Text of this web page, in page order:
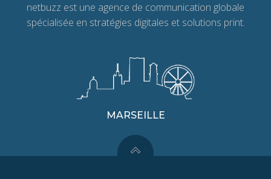
netbuzz est une agence de communication globale
spécialisée en stratégies digitales et solutions print.
MARSEILLE